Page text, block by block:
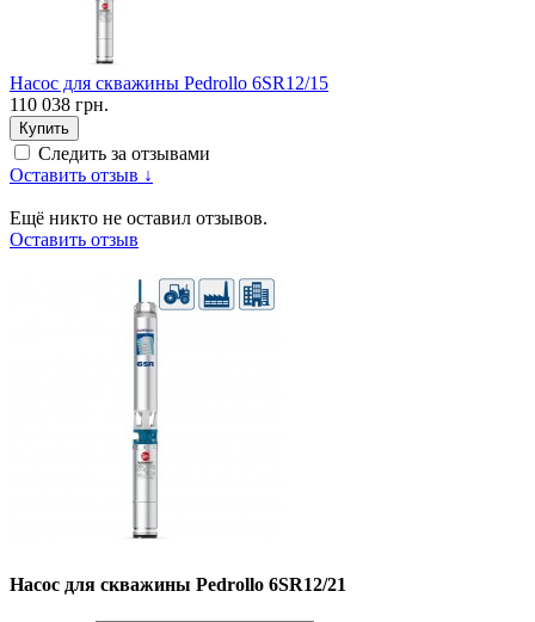
Насос для скважины Pedrollo 6SR12/15
110 038 грн.
Купить
Следить за отзывами
Оставить отзыв ↓
Ещё никто не оставил отзывов.
Оставить отзыв
Насос для скважины Pedrollo 6SR12/21